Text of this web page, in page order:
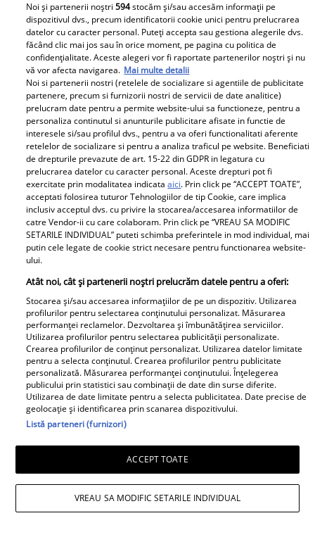
Noi dezvăluiri despre relația
actuală dintre Andreea Popescu
și Dan Alexa. Relația ei
extraconjugală cu antrenorul a
dus la divorțul de Rareș Cojoc,
însă nimeni nu se aștepta la ce
se întâmplă în prezent
Este în culmea fericirii! Vedeta a
devenit mamă pentru a doua
oară și a dezvăluit prima
imagine cu fiul său: „Iubirile
A1.ro
Poftiți pe la noi: Poftiți la
întrecere. Mirela Vaida și
Adriana Trandafir, în centrul
atenției după provocarea lui Nea
Mărin
Noi și partenerii noștri594stocăm și/sau accesăm informații pe
dispozitivul dvs., precum identificatorii cookie unici pentru prelucrarea
datelor cu caracter personal. Puteți accepta sau gestiona alegerile dvs.
făcând clic mai jos sau în orice moment, pe pagina cu politica de
confidențialitate. Aceste alegeri vor fi raportate partenerilor noștri și nu
vă vor afecta navigarea. Mai multe detalii
Noi si partenerii nostri (retelele de socializare si agentiile de publicitate
partenere, precum si furnizorii nostri de servicii de date analitice)
prelucram date pentru a permite website-ului sa functioneze, pentru a
personaliza continutul si anunturile publicitare afisate in functie de
interesele si/sau profilul dvs., pentru a va oferi functionalitati aferente
retelelor de socializare si pentru a analiza traficul pe website. Beneficiati
de drepturile prevazute de art. 15-22 din GDPR in legatura cu
prelucrarea datelor cu caracter personal. Aceste drepturi pot fi
exercitate prin modalitatea indicataaici. Prin click pe “ACCEPT TOATE”,
acceptati folosirea tuturor Tehnologiilor de tip Cookie, care implica
inclusiv acceptul dvs. cu privire la stocarea/accesarea informatiilor de
catre Vendor-ii cu care colaboram. Prin click pe “VREAU SA MODIFIC
SETARILE INDIVIDUAL” puteti schimba preferintele in mod individual, mai
putin cele legate de cookie strict necesare pentru functionarea website-
ului.
Atât noi, cât și partenerii noștri prelucrăm datele pentru a oferi:
Stocarea și/sau accesarea informațiilor de pe un dispozitiv. Utilizarea
profilurilor pentru selectarea conținutului personalizat. Măsurarea
performanței reclamelor. Dezvoltarea și îmbunătățirea serviciilor.
Utilizarea profilurilor pentru selectarea publicității personalizate.
Crearea profilurilor de conținut personalizat. Utilizarea datelor limitate
pentru a selecta conținutul. Crearea profilurilor pentru publicitate
personalizată. Măsurarea performanței conținutului. Înțelegerea
publicului prin statistici sau combinații de date din surse diferite.
Utilizarea de date limitate pentru a selecta publicitatea. Date precise de
geolocație și identificarea prin scanarea dispozitivului.
Listă parteneri (furnizori)
ACCEPT TOATE
VREAU SA MODIFIC SETARILE INDIVIDUAL